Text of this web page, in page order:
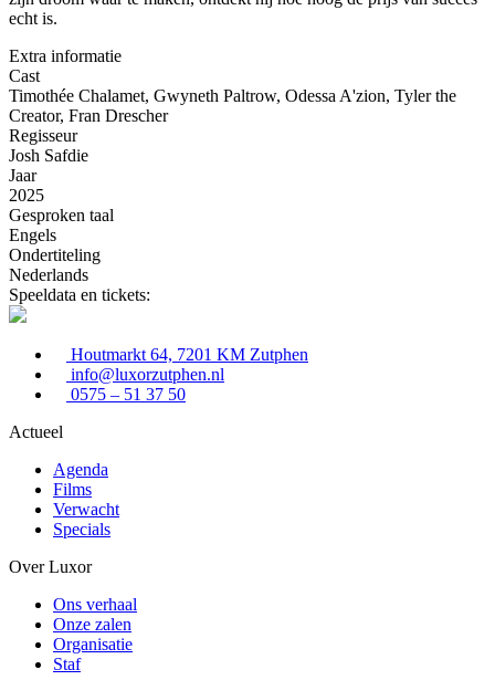
echt is.
Extra informatie
Cast
Timothée Chalamet, Gwyneth Paltrow, Odessa A'zion, Tyler the
Creator, Fran Drescher
Regisseur
Josh Safdie
Jaar
2025
Gesproken taal
Engels
Ondertiteling
Nederlands
Speeldata en tickets:
Houtmarkt 64, 7201 KM Zutphen
info@luxorzutphen.nl
0575 – 51 37 50
Actueel
Agenda
Films
Verwacht
Specials
Over Luxor
Ons verhaal
Onze zalen
Organisatie
Staf